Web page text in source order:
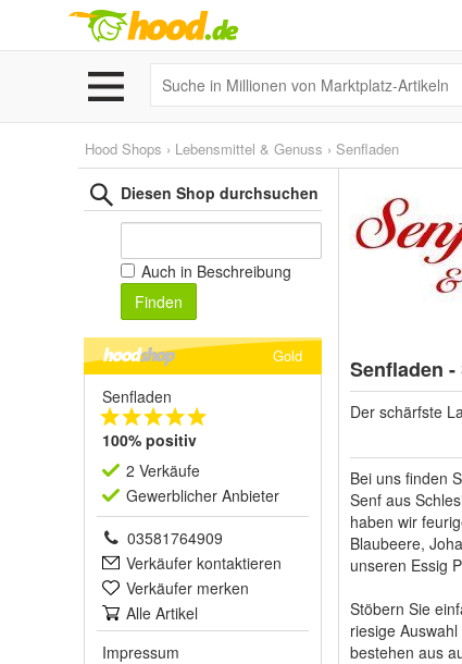
Hood Shops › Lebensmittel & Genuss › Senfladen
Diesen Shop durchsuchen
Auch in Beschreibung
Finden
Gold
Senfladen
100% positiv
2 Verkäufe
Gewerblicher Anbieter
03581764909
Verkäufer kontaktieren
Verkäufer merken
Alle Artikel
Impressum
Senfladen -
Der schärfste
Bei uns finden
Senf aus
haben wir
Blaubeere,
unseren Essig
Stöbern Sie
riesige
bestehen aus